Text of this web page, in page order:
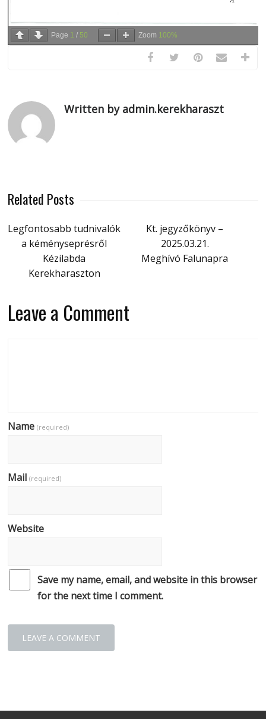
Page 1 / 50 Zoom 100%
Written by admin.kerekharaszt
Related Posts
Legfontosabb tudnivalók
a kéményseprésről
Kt. jegyzőkönyv –
2025.03.21.
Kézilabda
Kerekharaszton
Meghívó Falunapra
Leave a Comment
Name(required)
Mail(required)
Website
Save my name, email, and website in this browser
for the next time I comment.